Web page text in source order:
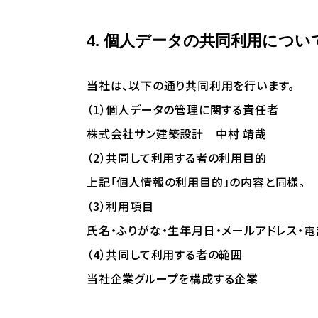
4. 個人データの共同利用につい
当社は、以下の通り共同利用を行います。
（1）個人データの管理に関する責任者
株式会社サン建築設計 中村 靖哉
（2）共同して利用する者の利用目的
上記「個人情報の利用目的」の内容と同様。
（3）利用項目
氏名・ふりがな・生年月日・メールアドレス・
（4）共同して利用する者の範囲
当社企業グループを構成する企業